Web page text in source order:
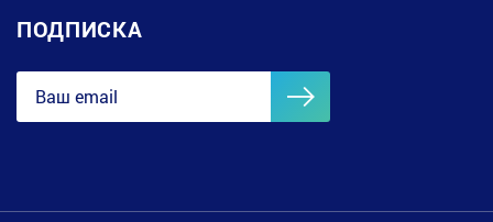
ПОДПИСКА